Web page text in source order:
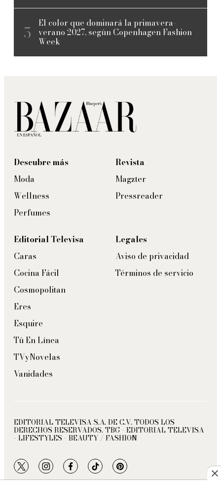
El color que dominará la primavera-
verano 2027, según Copenhagen Fashion
Week
Descubre más
Moda
Wellness
Perfumes
Revista
Magzter
Pressreader
Editorial Televisa
Caras
Cocina Fácil
Cosmopolitan
Eres
Esquire
Tú En Línea
TVyNovelas
Vanidades
Legales
Aviso de privacidad
Términos de servicio
EDITORIAL TELEVISA S.A. DE C.V. TODOS LOS
DERECHOS RESERVADOS. TBG - EDITORIAL TELEVISA
- LIFESTYLES - BEAUTY / FASHION
twitterinstagramfacebooktiktokpinterest